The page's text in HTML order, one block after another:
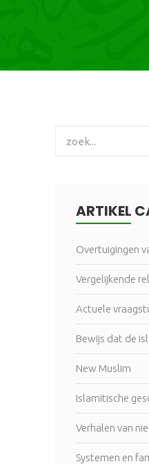
ARTIKEL
Overtuigingen
Vergelijkende
Actuele
Bewijs dat de
New Muslim
Islamitische
Verhalen van
Systemen en